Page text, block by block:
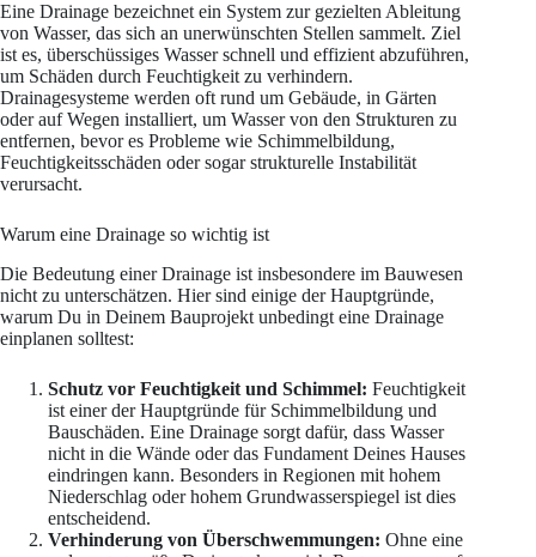
Eine Drainage bezeichnet ein System zur gezielten Ableitung
von Wasser, das sich an unerwünschten Stellen sammelt. Ziel
ist es, überschüssiges Wasser schnell und effizient abzuführen,
um Schäden durch Feuchtigkeit zu verhindern.
Drainagesysteme werden oft rund um Gebäude, in Gärten
oder auf Wegen installiert, um Wasser von den Strukturen zu
entfernen, bevor es Probleme wie Schimmelbildung,
Feuchtigkeitsschäden oder sogar strukturelle Instabilität
verursacht.
Warum eine Drainage so wichtig ist
Die Bedeutung einer Drainage ist insbesondere im Bauwesen
nicht zu unterschätzen. Hier sind einige der Hauptgründe,
warum Du in Deinem Bauprojekt unbedingt eine Drainage
einplanen solltest:
Schutz vor Feuchtigkeit und Schimmel: Feuchtigkeit
ist einer der Hauptgründe für Schimmelbildung und
Bauschäden. Eine Drainage sorgt dafür, dass Wasser
nicht in die Wände oder das Fundament Deines Hauses
eindringen kann. Besonders in Regionen mit hohem
Niederschlag oder hohem Grundwasserspiegel ist dies
entscheidend.
Verhinderung von Überschwemmungen: Ohne eine